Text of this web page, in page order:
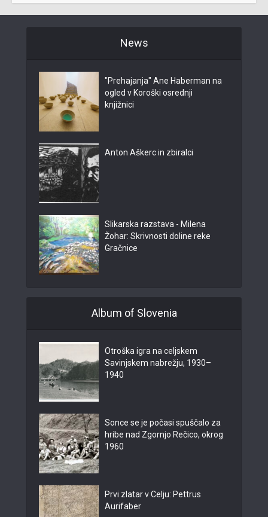
News
"Prehajanja" Ane Haberman na
ogled v Koroški osrednji
knjižnici
Anton Aškerc in zbiralci
Slikarska razstava - Milena
Žohar: Skrivnosti doline reke
Gračnice
Album of Slovenia
Otroška igra na celjskem
Savinjskem nabrežju, 1930–
1940
Sonce se je počasi spuščalo za
hribe nad Zgornjo Rečico, okrog
1960
Prvi zlatar v Celju: Pettrus
Aurifaber